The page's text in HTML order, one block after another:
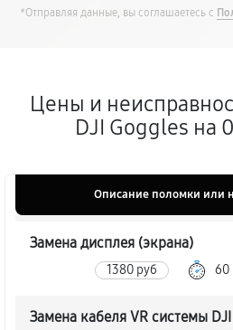
*Отправляя данные, вы соглашаетесь с
Цены и
DJI Goggles на
Описание поломки или
Замена дисплея (экрана)
1380 руб 60
Замена кабеля VR системы